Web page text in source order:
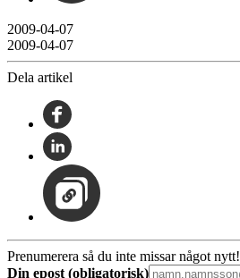
2009-04-07
2009-04-07
Dela artikel
Prenumerera så du inte missar något nytt!
Din epost (obligatorisk)